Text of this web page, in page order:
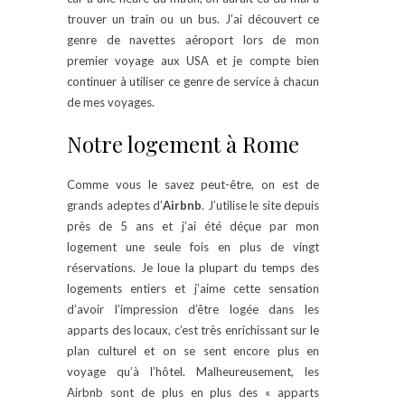
trouver un train ou un bus. J’ai découvert ce
genre de navettes aéroport lors de mon
premier voyage aux USA et je compte bien
continuer à utiliser ce genre de service à chacun
de mes voyages.
Notre logement à Rome
Comme vous le savez peut-être, on est de
grands adeptes d’Airbnb. J’utilise le site depuis
près de 5 ans et j’ai été déçue par mon
logement une seule fois en plus de vingt
réservations. Je loue la plupart du temps des
logements entiers et j’aime cette sensation
d’avoir l’impression d’être logée dans les
apparts des locaux, c’est très enrichissant sur le
plan culturel et on se sent encore plus en
voyage qu’à l’hôtel. Malheureusement, les
Airbnb sont de plus en plus des « apparts